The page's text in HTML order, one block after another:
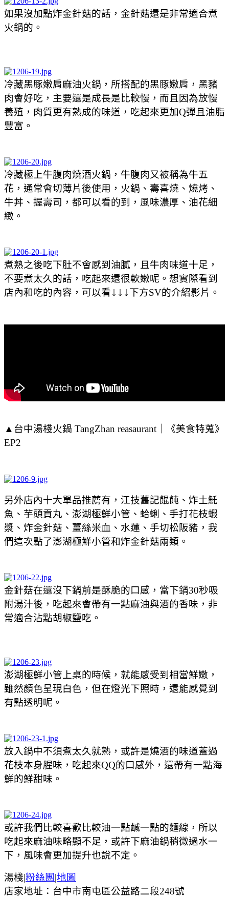
如果沒加點炸金針菇的話，金針菇還是非常適合煮
火鍋的。
冷藏黑豚嫩肩麻油火鍋，所搭配的黑豚嫩肩，黑豬
肉會好吃，主要還是成長是比較慢，而且因為放慢
養殖，肉質更有熟成的味道，吃起來更加Q彈且油脂
豐富。
冷藏極上牛腹肉燒酒火鍋，牛腹肉又被稱為牛五
花，通常會切薄片後使用，火鍋、壽喜燒、燒烤、
牛丼、握壽司，都可以看的到，風味濃厚、油花細
緻。
煮熟之後吃下肚不會感到油膩，且牛肉味道十足，
不要煮太久的話，吃起來還很軟嫩呢。想實際看到
店內和吃的內容，可以看↓ ↓ ↓下方SV的介紹影片。
▲台中湯棧火鍋 TangZhan reasaurant｜《美食特蒐》
EP2
另外店內十大單品推薦有，江技舊記餛飩、炸土魠
魚、芋頭貢丸、澎湖極鮮小管、蛤蜊、手打花枝蝦
漿、炸金針菇、薑絲米血、水蓮、手切松阪豬，我
們這次點了澎湖極鮮小管和炸金針菇兩類。
金針菇在還沒下鍋前是酥脆的口感，當下鍋30秒吸
附湯汁後，吃起來會帶有一點麻油與酒的香味，非
常適合沾點胡椒鹽吃。
澎湖極鮮小管上桌的時候，就能感受到相當鮮嫩，
雖然顏色呈現白色，但在燈光下照時，還能感覺到
有點透明呢。
放入鍋中不須煮太久就熟，或許是燒酒的味道蓋過
花枝本身腥味，吃起來QQ的口感外，還帶有一點海
鮮的鮮甜味。
或許我們比較喜歡比較油一點鹹一點的麵線，所以
吃起來麻油味略顯不足，或許下麻油鍋稍微過水一
下，風味會更加提升也說不定。
湯棧|粉絲團 |地圖
店家地址：台中市南屯區公益路二段248號